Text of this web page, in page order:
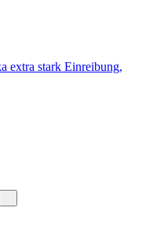
stark Einreibung,